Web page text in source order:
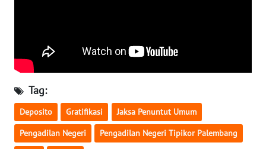
Tag:
Deposito Gratifikasi Jaksa Penuntut Umum
Pengadilan Negeri Pengadilan Negeri Tipikor Palembang
SULTRA
WN
WN
SULTENG